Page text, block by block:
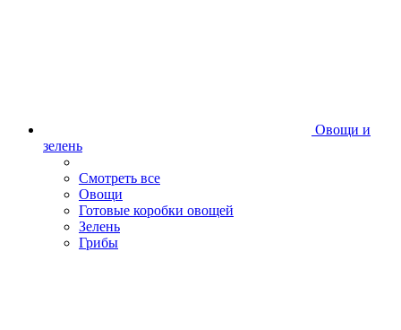
Овощи и
зелень
Смотреть все
Овощи
Готовые коробки овощей
Зелень
Грибы